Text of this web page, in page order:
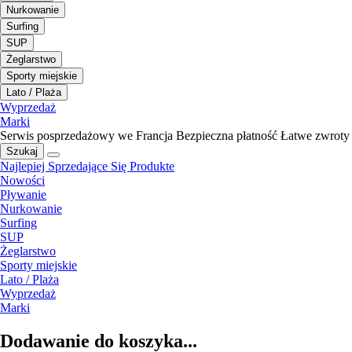
Nurkowanie
Surfing
SUP
Żeglarstwo
Sporty miejskie
Lato / Plaża
Wyprzedaż
Marki
Serwis posprzedażowy we Francja Bezpieczna płatność Łatwe zwroty
Szukaj
Najlepiej Sprzedające Się Produkte
Nowości
Pływanie
Nurkowanie
Surfing
SUP
Żeglarstwo
Sporty miejskie
Lato / Plaża
Wyprzedaż
Marki
Dodawanie do koszyka...